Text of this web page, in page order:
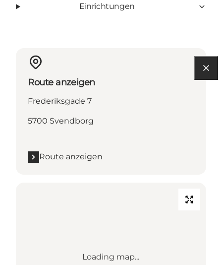
Einrichtungen
Route anzeigen
Frederiksgade 7
5700 Svendborg
Route anzeigen
Loading map...